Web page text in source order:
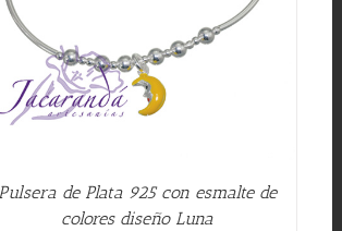
Pulsera de Plata 925 con esmalte de
colores diseño Luna